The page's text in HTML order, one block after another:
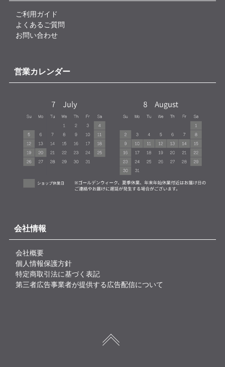
ご利用ガイド
よくあるご質問
お問い合わせ
営業カレンダー
会社情報
会社概要
個人情報保護方針
特定商取引法に基づく表記
第三者広告事業者が提供する広告配信について